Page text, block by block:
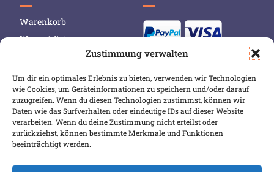
Zustimmung verwalten
Um dir ein optimales Erlebnis zu bieten, verwenden wir Technologien
wie Cookies, um Geräteinformationen zu speichern und/oder darauf
zuzugreifen. Wenn du diesen Technologien zustimmst, können wir
Daten wie das Surfverhalten oder eindeutige IDs auf dieser Website
verarbeiten. Wenn du deine Zustimmung nicht erteilst oder
zurückziehst, können bestimmte Merkmale und Funktionen
beeinträchtigt werden.
Warenkorb
Wunschliste
Versand & Lieferung
Zahlungsweisen
Widerruf